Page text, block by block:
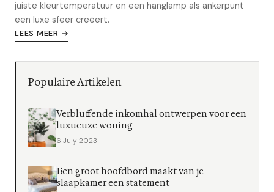
juiste kleurtemperatuur en een hanglamp als ankerpunt
een luxe sfeer creëert.
LEES MEER →
Populaire Artikelen
Verbluffende inkomhal ontwerpen voor een
luxueuze woning
6 July 2023
Een groot hoofdbord maakt van je
slaapkamer een statement